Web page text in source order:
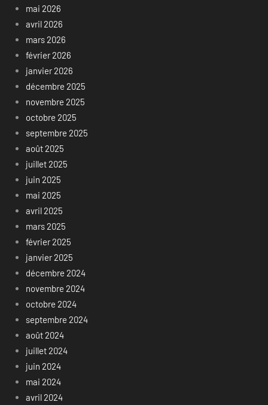
mai 2026
avril 2026
mars 2026
février 2026
janvier 2026
décembre 2025
novembre 2025
octobre 2025
septembre 2025
août 2025
juillet 2025
juin 2025
mai 2025
avril 2025
mars 2025
février 2025
janvier 2025
décembre 2024
novembre 2024
octobre 2024
septembre 2024
août 2024
juillet 2024
juin 2024
mai 2024
avril 2024